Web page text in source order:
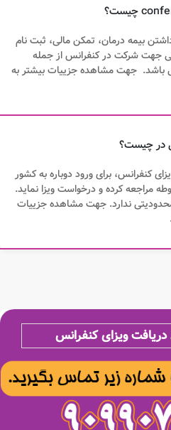
بیمه درمان، تمکن مالی، ثبت نام
جهت شرکت در کنفرانس از جمله
باشد. جهت مشاهده جزییات بیشتر به
کنفرانس، برای ورود دوباره به کشور
مراجعه کرده و درخواست ویزا نماید.
محدودیتی ندارد. جهت مشاهده جزییات
ویزای کنفرانس